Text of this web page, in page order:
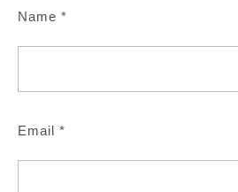
Name *
Email *